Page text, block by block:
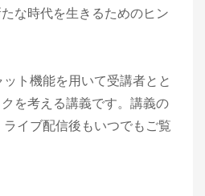
な時代を生きるためのヒン
ト機能を用いて受講者とと
を考える講義です。講義の
イブ配信後もいつでもご覧